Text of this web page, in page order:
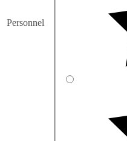
Personnel